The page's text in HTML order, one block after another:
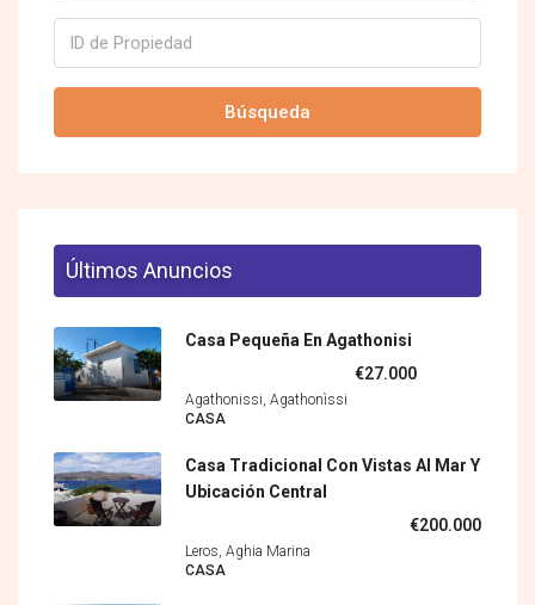
Búsqueda
Últimos Anuncios
Casa Pequeña En Agathonisi
€27.000
Agathonissi, Agathonìssi
CASA
Casa Tradicional Con Vistas Al Mar Y
Ubicación Central
€200.000
Leros, Aghia Marina
CASA